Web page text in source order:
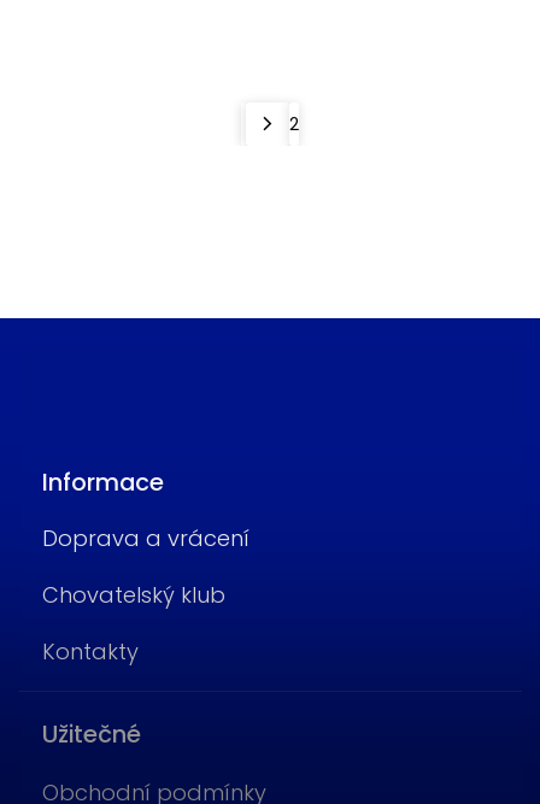
2
Informace
Doprava a vrácení
Chovatelský klub
Kontakty
Užitečné
Obchodní podmínky